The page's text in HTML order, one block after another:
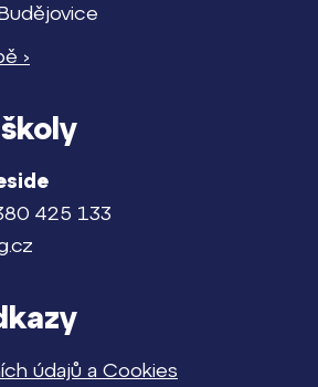
›
425 133
údajů a Cookies